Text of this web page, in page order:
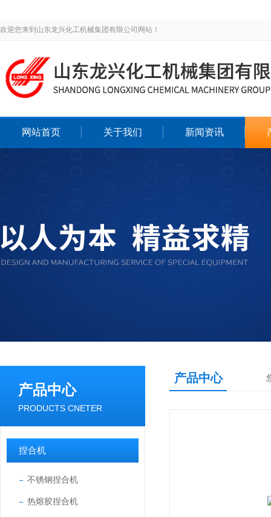
欢迎您来到山东龙兴化工机械集团有限公司网站！
网站首页 关于我们 新闻资讯
产品中心
PRODUCTS CNETER
捏合机
不锈钢捏合机
热熔胶捏合机
产品中心